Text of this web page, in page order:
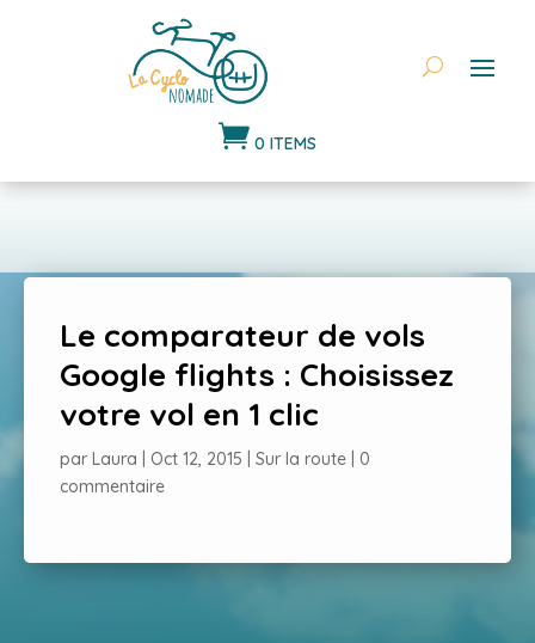
 0 ITEMS
Le comparateur de vols
Google flights : Choisissez
votre vol en 1 clic
par Laura Oct 12, 2015 Sur la route
0
commentaire